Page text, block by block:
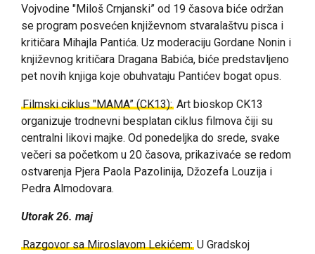
Vojvodine "Miloš Crnjanski” od 19 časova biće održan
se program posvećen književnom stvaralaštvu pisca i
kritičara Mihajla Pantića. Uz moderaciju Gordane Nonin i
književnog kritičara Dragana Babića, biće predstavljeno
pet novih knjiga koje obuhvataju Pantićev bogat opus.
Filmski ciklus "MAMA” (CK13): Art bioskop CK13
organizuje trodnevni besplatan ciklus filmova čiji su
centralni likovi majke. Od ponedeljka do srede, svake
večeri sa početkom u 20 časova, prikazivaće se redom
ostvarenja Pjera Paola Pazolinija, Džozefa Louzija i
Pedra Almodovara.
Utorak 26. maj
Razgovor sa Miroslavom Lekićem: U Gradskoj